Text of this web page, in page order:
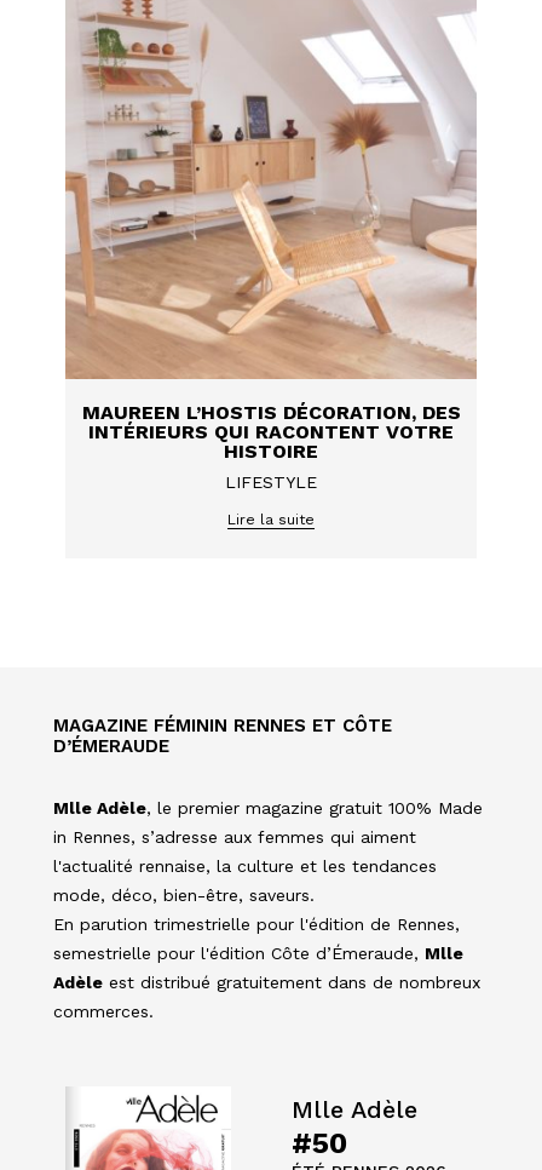
MAUREEN L’HOSTIS DÉCORATION, DES
INTÉRIEURS QUI RACONTENT VOTRE
HISTOIRE
LIFESTYLE
Lire la suite
MAGAZINE FÉMININ RENNES ET CÔTE
D’ÉMERAUDE
Mlle Adèle, le premier magazine gratuit 100% Made
in Rennes, s’adresse aux femmes qui aiment
l'actualité rennaise, la culture et les tendances
mode, déco, bien-être, saveurs.
En parution trimestrielle pour l'édition de Rennes,
semestrielle pour l'édition Côte d’Émeraude, Mlle
Adèle est distribué gratuitement dans de nombreux
commerces.
Mlle Adèle
#50